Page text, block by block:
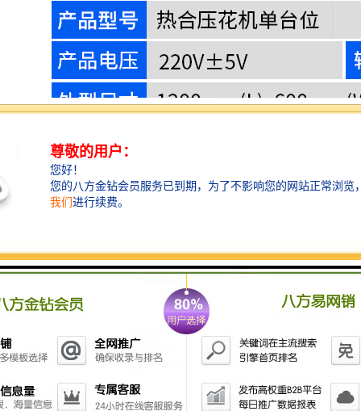
超声波压花机又称超声波花边机，是一种的缝合、压花
花等，加工产品具有水密性好，生产效率高，不用针线
装、玩具、食品、环保无纺布袋、口罩（杯型口罩、平
面口罩、立体口罩等）等行业。